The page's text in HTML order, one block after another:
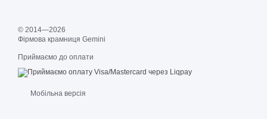
© 2014—2026
Фірмова крамниця Gemini
Приймаємо до оплати
Мобільна версія